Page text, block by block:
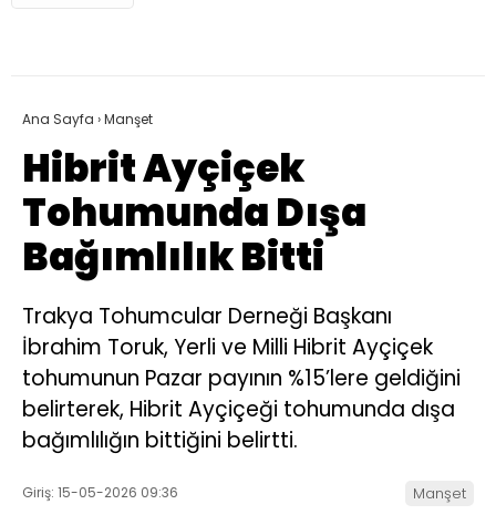
Ana Sayfa ›Manşet
Hibrit Ayçiçek
Tohumunda Dışa
Bağımlılık Bitti
Trakya Tohumcular Derneği Başkanı
İbrahim Toruk, Yerli ve Milli Hibrit Ayçiçek
tohumunun Pazar payının %15’lere geldiğini
belirterek, Hibrit Ayçiçeği tohumunda dışa
bağımlılığın bittiğini belirtti.
Giriş: 15-05-2026 09:36 Manşet